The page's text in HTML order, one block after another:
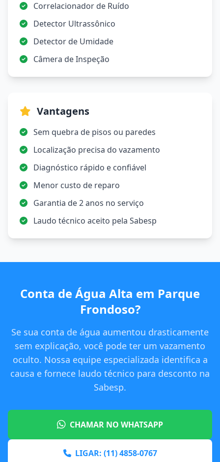
Correlacionador de Ruído
Detector Ultrassônico
Detector de Umidade
Câmera de Inspeção
Vantagens
Sem quebra de pisos ou paredes
Localização precisa do vazamento
Diagnóstico rápido e confiável
Menor custo de reparo
Garantia de 2 anos no serviço
Laudo técnico aceito pela Sabesp
Conta de Água Alta em Parque
Frondoso?
Se sua conta de água aumentou drasticamente
sem explicação, você pode ter um vazamento
oculto. Nossa equipe especializada identifica a
causa e fornece laudo técnico para desconto na
Sabesp.
CHAMAR NO WHATSAPP
LIGAR: (11) 4858-0767